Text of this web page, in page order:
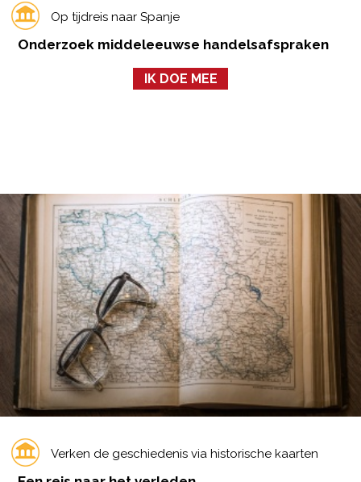
Op tijdreis naar Spanje
Onderzoek middeleeuwse handelsafspraken
IK DOE MEE
Verken de geschiedenis via historische kaarten